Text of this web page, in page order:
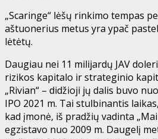
„Scaringe“ lėšų rinkimo tempas
aštuonerius metus yra ypač
lėtėtų.
Daugiau nei 11 milijardų JAV
rizikos kapitalo ir strateginio
„Rivian“ – didžioji jų dalis buvo
IPO 2021 m. Tai stulbinantis
kad įmonė, iš pradžių vadinta
egzistavo nuo 2009 m. Daugelį